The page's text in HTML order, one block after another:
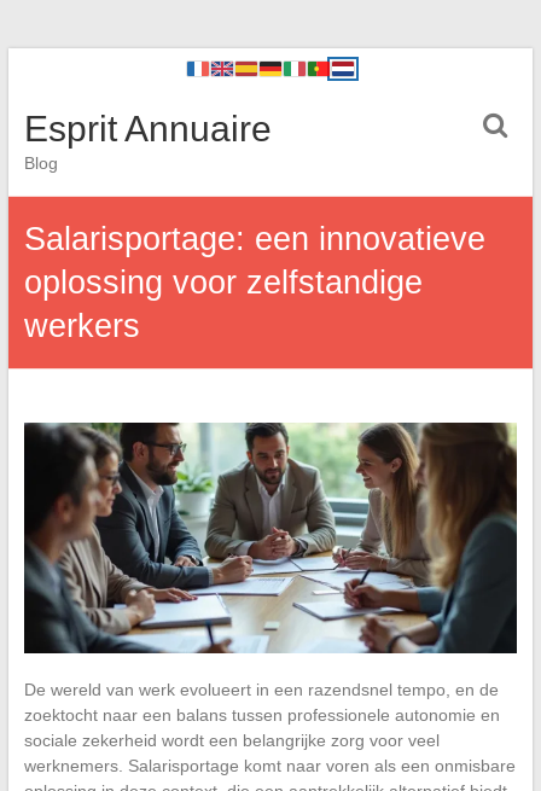
Esprit Annuaire
Blog
Salarisportage: een innovatieve
oplossing voor zelfstandige
werkers
De wereld van werk evolueert in een razendsnel tempo, en de
zoektocht naar een balans tussen professionele autonomie en
sociale zekerheid wordt een belangrijke zorg voor veel
werknemers. Salarisportage komt naar voren als een onmisbare